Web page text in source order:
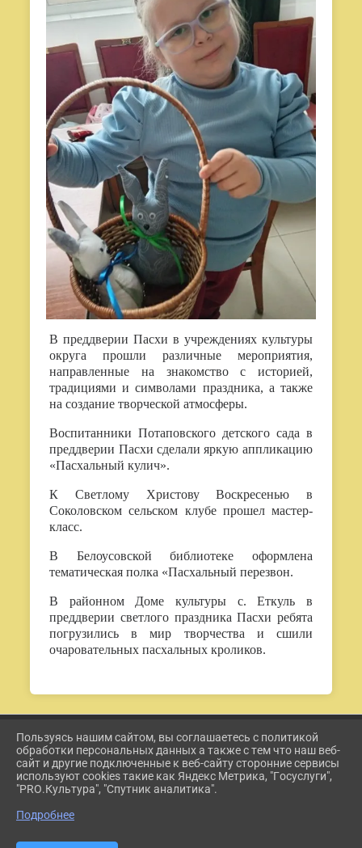
В преддверии Пасхи в учреждениях культуры
округа прошли различные мероприятия,
направленные на знакомство с историей,
традициями и символами праздника, а также
на создание творческой атмосферы.
Воспитанники Потаповского детского сада в
преддверии Пасхи сделали яркую аппликацию
«Пасхальный кулич».
К Светлому Христову Воскресенью в
Соколовском сельском клубе прошел мастер-
класс.
В Белоусовской библиотеке оформлена
тематическая полка «Пасхальный перезвон.
В районном Доме культуры с. Еткуль в
преддверии светлого праздника Пасхи ребята
погрузились в мир творчества и сшили
очаровательных пасхальных кроликов.
2026 Г. ETKUL-KULTURA.RU
ВХОД
КАРТА САЙТА
ПОЛИТИКА ОБРАБОТКИ ПЕРСОНАЛЬНЫХ ДАННЫХ
СДЕЛАНО НА KUBCMS
Пользуясь нашим сайтом, вы соглашаетесь с политикой
обработки персональных данных а также с тем что наш веб-
сайт и другие подключенные к веб-сайту сторонние сервисы
используют cookies такие как Яндекс Метрика, "Госуслуги",
"PRO.Культура", "Спутник аналитика".
Подробнее